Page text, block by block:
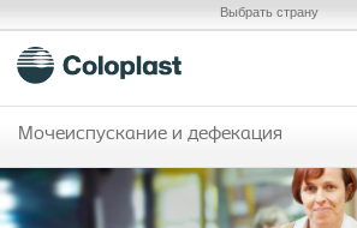
Выбрать страну
Мочеиспускание и дефекация